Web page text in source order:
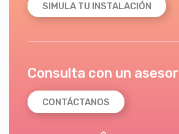
SIMULA TU INSTALACIÓN
Consulta con un asesor
CONTÁCTANOS